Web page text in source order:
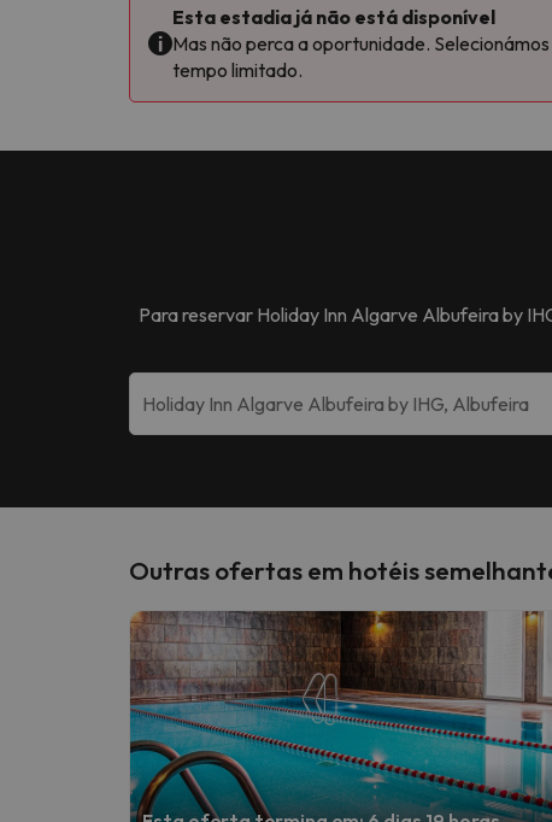
Esta estadia já não está disponível
Mas não perca a oportunidade.
tempo limitado.
Para reservar Holiday Inn Algarve Albufeira by
Outras ofertas em hotéis